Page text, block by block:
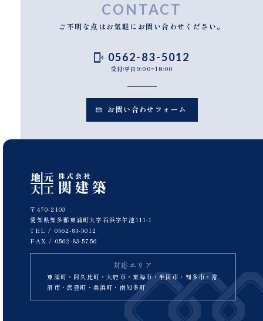
CONTACT
ご不明な点はお気軽にお問い合わせください。
0562-83-5012
受付:平日9:00~18:00
お問い合わせフォーム
〒470-2103
愛知県知多郡東浦町大字石浜字午池111-1
TEL / 0562-83-5012
FAX / 0562-83-5756
対応エリア
東浦町・阿久比町・大府市・東海市・半田市・知多市・常
滑市・武豊町・美浜町・南知多町